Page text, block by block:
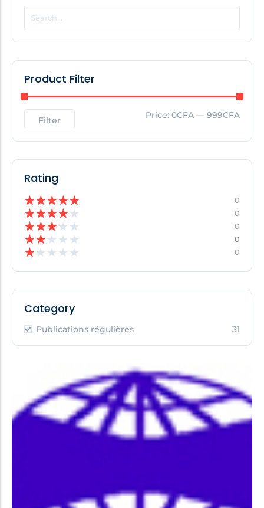
POPULAR THIS WEEK
No Posts Found!
No Posts Found!
Product Filter
Filter Price: 0CFA — 999CFA
Rating
★★★★★ 0
★★★★★ 0
★★★★ ★ 0
★★★ ★ ★ 0
★★ ★ ★ ★ 0
Category
Publications régulières 31